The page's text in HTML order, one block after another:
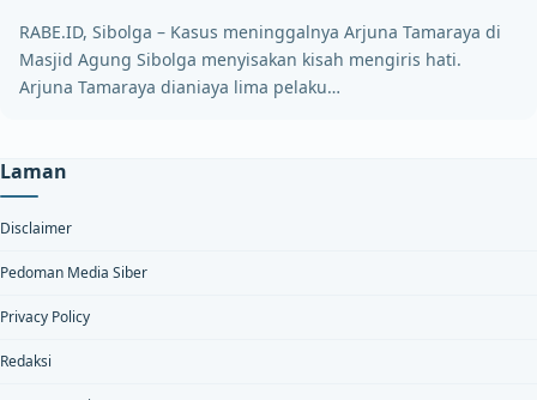
RABE.ID, Sibolga – Kasus meninggalnya Arjuna Tamaraya di
Masjid Agung Sibolga menyisakan kisah mengiris hati.
Arjuna Tamaraya dianiaya lima pelaku…
Laman
Disclaimer
Pedoman Media Siber
Privacy Policy
Redaksi